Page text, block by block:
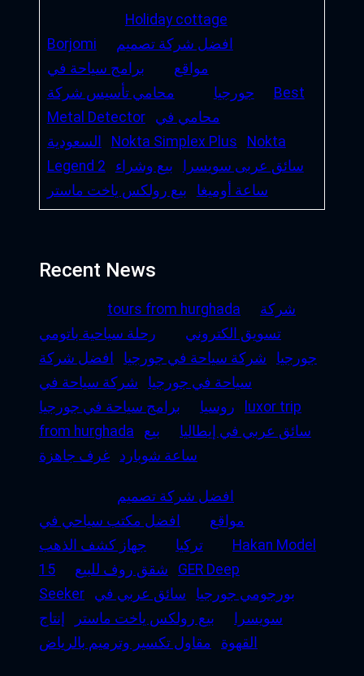
Holiday cottage
Borjomi
افضل شركة تصميم
مواقع
برامج سياحة في
جورجيا
محامي تأسيس شركة
Best
Metal Detector
محامي في
السعودية
Nokta Simplex Plus
Nokta
Legend 2
سائق عربى سويسرا
بيع وشراء
ساعة أوميغا
بيع رولكس ياخت ماستر
Recent News
tours from hurghada
شركة
تسويق الكتروني
رحلة سياحية باتومي
جورجيا
شركة سياحة في جورجيا
افضل شركة
سياحة في جورجيا
شركة سياحة في
روسيا
برامج سياحة في جورجيا
luxor trip
from hurghada
سائق عربي في إيطاليا
بيع
ساعة شوبارد
غرف جاهزة
افضل شركة تصميم
مواقع
افضل مكتب سياحي في
تركيا
جهاز كشف الذهب
Hakan Model
15
شقق روف للبيع
GER Deep
Seeker
بورجومي جورجيا
سائق عربي في
سويسرا
بيع رولكس ياخت ماستر
إنتاج
القهوة
مقاول تكسير وترميم بالرياض